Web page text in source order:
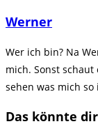
Werner
Wer ich bin? Na
mich. Sonst
sehen was mich
Das könnte